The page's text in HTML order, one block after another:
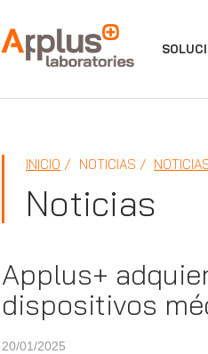
APPLUS+
INICIO NOTICIAS
Noticias
Applus+
dispositivos
20/01/2025